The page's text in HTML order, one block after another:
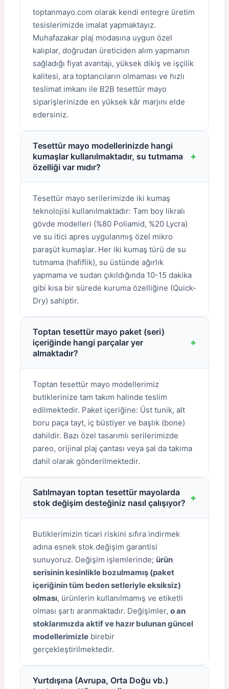
toptanmayo.com olarak kendi entegre üretim
tesislerimizde imalat yapmaktayız.
Muhafazakar plaj modasına uygun özel
kalıplar, doğrudan üreticiden alım yapmanın
sağladığı fiyat avantajı, yüksek dikiş ve işçilik
kalitesi, ara toptancıların olmaması ve hızlı
teslimat imkanı ile B2B tesettür mayo
siparişlerinizde en yüksek kâr marjını elde
edersiniz.
Tesettür mayo modellerinizde hangi
kumaşlar kullanılmaktadır, su tutmama
özelliği var mıdır?
+
Tesettür mayo serilerimizde iki kumaş
teknolojisi kullanılmaktadır: Tam boy likralı
gövde modelleri (%80 Poliamid, %20 Lycra)
ve su itici apres uygulanmış özel mikro
paraşüt kumaşlar. Her iki kumaş türü de su
tutmama (hafiflik), su üstünde ağırlık
yapmama ve sudan çıkıldığında 10-15 dakika
gibi kısa bir sürede kuruma özelliğine (Quick-
Dry) sahiptir.
Toptan tesettür mayo paket (seri)
içeriğinde hangi parçalar yer
almaktadır?
+
Toptan tesettür mayo modellerimiz
butiklerinize tam takım halinde teslim
edilmektedir. Paket içeriğine: Üst tunik, alt
boru paça tayt, iç büstiyer ve başlık (bone)
dahildir. Bazı özel tasarımlı serilerimizde
pareo, orijinal plaj çantası veya şal da takıma
dahil olarak gönderilmektedir.
Satılmayan toptan tesettür mayolarda
stok değişim desteğiniz nasıl çalışıyor? +
Butiklerimizin ticari riskini sıfıra indirmek
adına esnek stok değişim garantisi
sunuyoruz. Değişim işlemlerinde; ürün
serisinin kesinlikle bozulmamış (paket
içeriğinin tüm beden setleriyle eksiksiz)
olması, ürünlerin kullanılmamış ve etiketli
olması şartı aranmaktadır. Değişimler, o an
stoklarımızda aktif ve hazır bulunan güncel
modellerimizle birebir
gerçekleştirilmektedir.
Yurtdışına (Avrupa, Orta Doğu vb.)